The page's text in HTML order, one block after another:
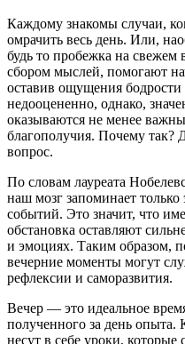
Каждому знакомы случаи,
омрачить весь день. Или,
будь то пробежка на свежем
сбором мыслей, помогают
оставив ощущения
недооцененно, однако,
оказываются не менее
благополучия. Почему так?
вопрос.
По словам лауреата
наш мозг запоминает
событий. Это значит, что
обстановка оставляют
и эмоциях. Таким образом,
вечерние моменты могут
рефлексии и саморазвития.
Вечер — это идеальное
полученного за день опыта.
несут в себе уроки, которые